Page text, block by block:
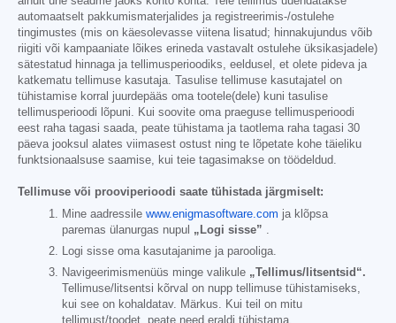
automaatselt pakkumismaterjalides ja registreerimis-/ostulehe
tingimustes (mis on käesolevasse viitena lisatud; hinnakujundus võib
riigiti või kampaaniate lõikes erineda vastavalt ostulehe üksikasjadele)
sätestatud hinnaga ja tellimusperioodiks, eeldusel, et olete pideva ja
katkematu tellimuse kasutaja. Tasulise tellimuse kasutajatel on
tühistamise korral juurdepääs oma tootele(dele) kuni tasulise
tellimusperioodi lõpuni. Kui soovite oma praeguse tellimusperioodi
eest raha tagasi saada, peate tühistama ja taotlema raha tagasi 30
päeva jooksul alates viimasest ostust ning te lõpetate kohe täieliku
funktsionaalsuse saamise, kui teie tagasimakse on töödeldud.
Tellimuse või prooviperioodi saate tühistada järgmiselt:
Mine aadressile www.enigmasoftware.com ja klõpsa
paremas ülanurgas nupul „Logi sisse”
Logi sisse oma kasutajanime ja parooliga.
Navigeerimismenüüs minge valikule „Tellimus/litsentsid“.
Tellimuse/litsentsi kõrval on nupp tellimuse tühistamiseks,
kui see on kohaldatav. Märkus. Kui teil on mitu